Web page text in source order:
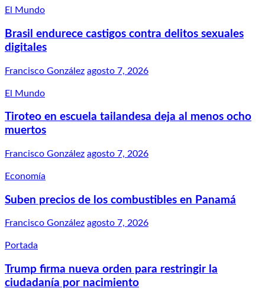
El Mundo
Brasil endurece castigos contra delitos sexuales
digitales
Francisco González agosto 7, 2026
El Mundo
Tiroteo en escuela tailandesa deja al menos ocho
muertos
Francisco González agosto 7, 2026
Economía
Suben precios de los combustibles en Panamá
Francisco González agosto 7, 2026
Portada
Trump firma nueva orden para restringir la
ciudadanía por nacimiento